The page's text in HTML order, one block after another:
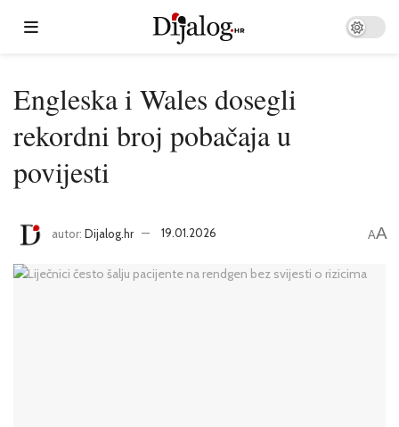
Engleska i Wales dosegli
rekordni broj pobačaja u
povijesti
autor: Dijalog.hr 19.01.2026 AA